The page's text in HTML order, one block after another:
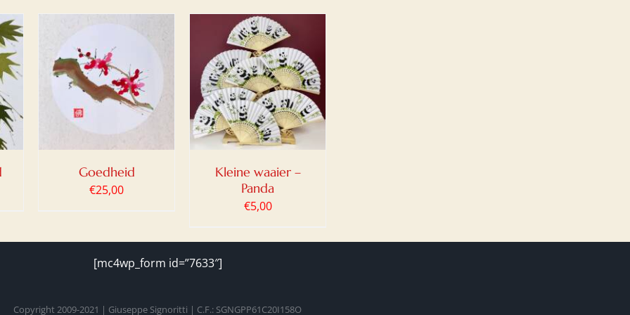
/
Goedheid
€25,00
TOEVOEGEN AAN
WINKELWAGEN
DETAILS
Kleine waaier –
Panda
€5,00
[mc4wp_form id=”7633″]
Copyright 2009-2021 | Giuseppe Signoritti | C.F.: SGNGPP61C20I158O